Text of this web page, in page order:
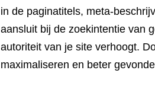
in de paginatitels, meta-
aansluit bij de zoekintentie van
autoriteit van je site verhoogt.
maximaliseren en beter